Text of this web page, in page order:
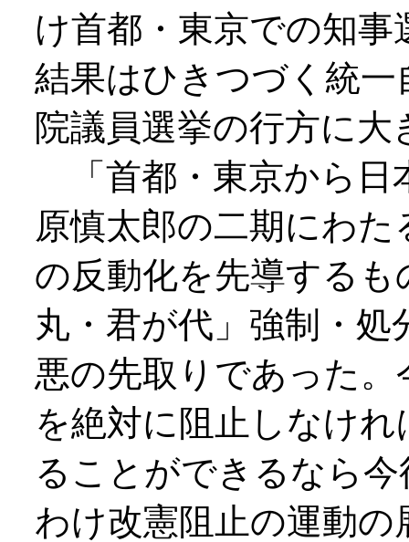
け首都・東京での知
結果はひきつづく統
院議員選挙の行方に
「首都・東京から日
原慎太郎の二期にわ
の反動化を先導する
丸・君が代」強制・
悪の先取りであった
を絶対に阻止しなけ
ることができるなら
わけ改憲阻止の運動